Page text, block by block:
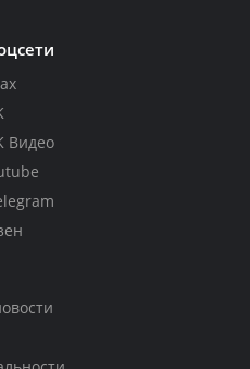
Видео